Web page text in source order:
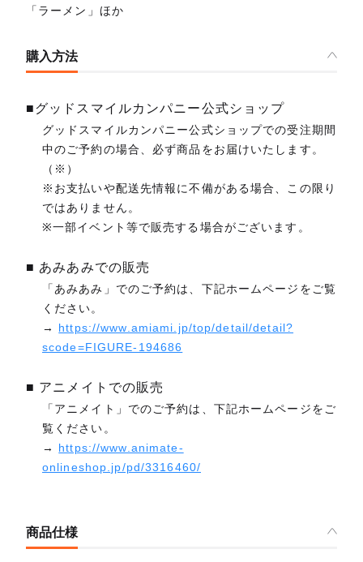
「ラーメン」ほか
購入方法
■グッドスマイルカンパニー公式ショップ
グッドスマイルカンパニー公式ショップでの受注期間
中のご予約の場合、必ず商品をお届けいたします。
（※）
※お支払いや配送先情報に不備がある場合、この限り
ではありません。
※一部イベント等で販売する場合がございます。
■ あみあみでの販売
「あみあみ」でのご予約は、下記ホームページをご覧
ください。
→ https://www.amiami.jp/top/detail/detail?
scode=FIGURE-194686
■ アニメイトでの販売
「アニメイト」でのご予約は、下記ホームページをご
覧ください。
→ https://www.animate-
onlineshop.jp/pd/3316460/
商品仕様